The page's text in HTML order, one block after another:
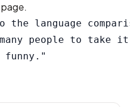
language
people to take